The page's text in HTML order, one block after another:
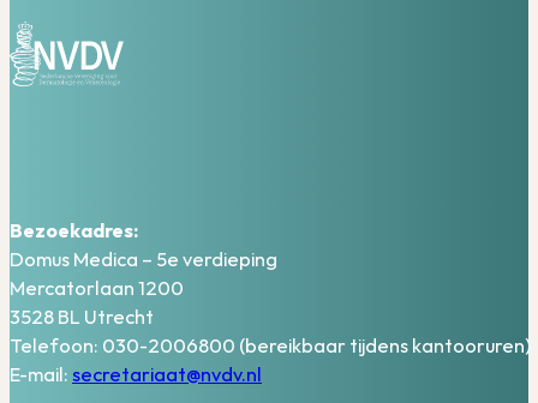
Bezoekadres:
Domus Medica – 5e verdieping
Mercatorlaan 1200
3528 BL Utrecht
Telefoon: 030-2006800 (bereikbaar tijdens kantooruren)
E-mail: secretariaat@nvdv.nl